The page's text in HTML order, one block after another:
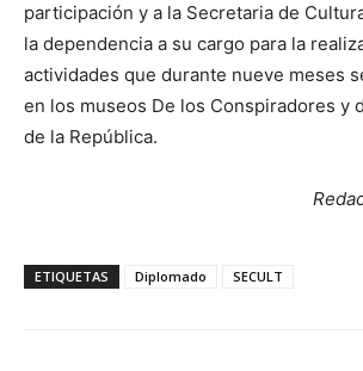
participación y a la Secretaria de
la dependencia a su cargo para la
actividades que durante nueve meses
en los museos De los Conspiradores y
de la República.
ETIQUETAS Diplomado SECULT